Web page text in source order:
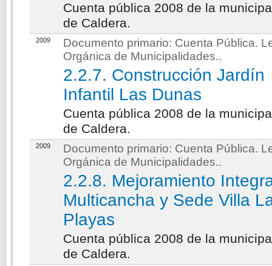
Cuenta pública 2008 de la
de Caldera.
2009 Documento primario: Cuenta Pública.
Orgánica de Municipalidades..
2.2.7. Construcción Jardín
Infantil Las Dunas
Cuenta pública 2008 de la
de Caldera.
2009 Documento primario: Cuenta Pública.
Orgánica de Municipalidades..
2.2.8. Mejoramiento
Multicancha y Sede Villa
Playas
Cuenta pública 2008 de la
de Caldera.